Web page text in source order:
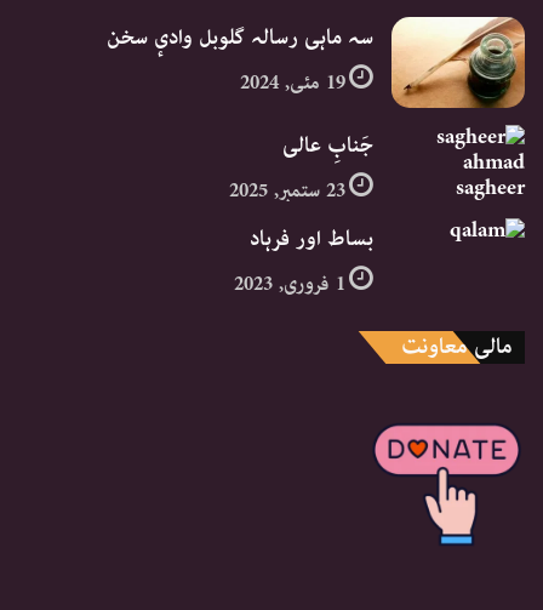
سہ ماہی رسالہ گلوبل وادیٕ سخن
19 مئی, 2024
جَنابِ عالی
23 ستمبر, 2025
بساط اور فرہاد
1 فروری, 2023
مالی معاونت